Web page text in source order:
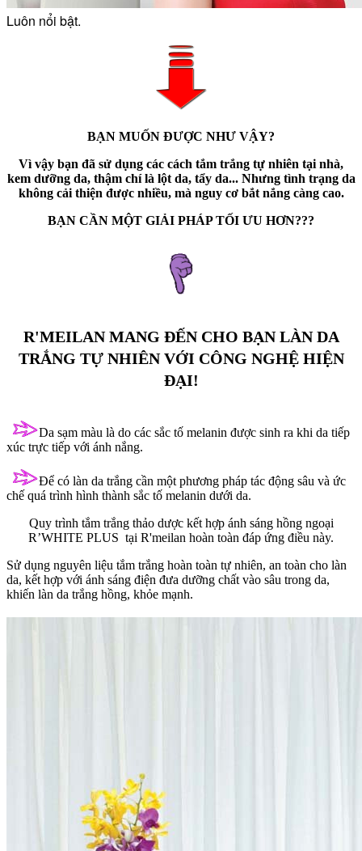
Luôn nổi bật.
BẠN MUỐN ĐƯỢC NHƯ VẬY?
Vì vậy bạn đã sử dụng các cách tắm trắng tự nhiên tại nhà,
kem dưỡng da, thậm chí là lột da, tẩy da... Nhưng tình trạng da
không cải thiện được nhiều, mà nguy cơ bắt nắng càng cao.
BẠN CẦN MỘT GIẢI PHÁP TỐI ƯU HƠN???
R'MEILAN MANG ĐẾN CHO BẠN LÀN DA
TRẮNG TỰ NHIÊN VỚI CÔNG NGHỆ HIỆN
ĐẠI!
Da sạm màu là do các sắc tố melanin được sinh ra khi da tiếp
xúc trực tiếp với ánh nắng.
Để có làn da trắng cần một phương pháp tác động sâu và ức
chế quá trình hình thành sắc tố melanin dưới da.
Quy trình tắm trắng thảo dược kết hợp ánh sáng hồng ngoại
R’WHITE PLUS tại R'meilan hoàn toàn đáp ứng điều này.
Sử dụng nguyên liệu tắm trắng hoàn toàn tự nhiên, an toàn cho làn
da, kết hợp với ánh sáng điện đưa dưỡng chất vào sâu trong da,
khiến làn da trắng hồng, khỏe mạnh.